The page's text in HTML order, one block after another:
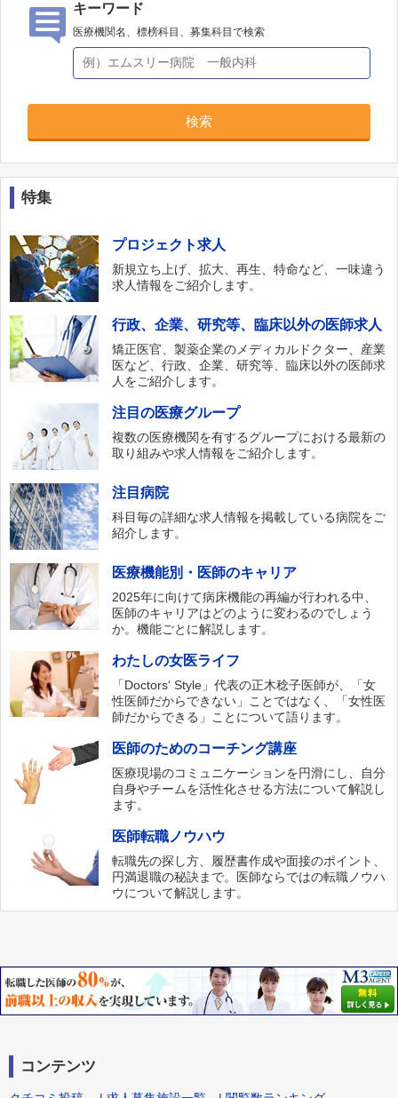
まごころクリニック
医療法人社団 仁桜会 新規開設クリニック（杉並
区周辺）
キーワード
医療機関名、標榜科目、募集科目で検索
検索
特集
プロジェクト求人
新規立ち上げ、拡大、再生、特命など、一味違う
求人情報をご紹介します。
行政、企業、研究等、臨床以外の医師求人
矯正医官、製薬企業のメディカルドクター、産業
医など、行政、企業、研究等、臨床以外の医師求
人をご紹介します。
注目の医療グループ
複数の医療機関を有するグループにおける最新の
取り組みや求人情報をご紹介します。
注目病院
科目毎の詳細な求人情報を掲載している病院をご
紹介します。
医療機能別・医師のキャリア
2025年に向けて病床機能の再編が行われる中、
医師のキャリアはどのように変わるのでしょう
か。機能ごとに解説します。
わたしの女医ライフ
「Doctors‘ Style」代表の正木稔子医師が、「女
性医師だからできない」ことではなく、「女性医
師だからできる」ことについて語ります。
医師のためのコーチング講座
医療現場のコミュニケーションを円滑にし、自分
自身やチームを活性化させる方法について解説し
ます。
医師転職ノウハウ
転職先の探し方、履歴書作成や面接のポイント、
円満退職の秘訣まで。医師ならではの転職ノウハ
ウについて解説します。
コンテンツ